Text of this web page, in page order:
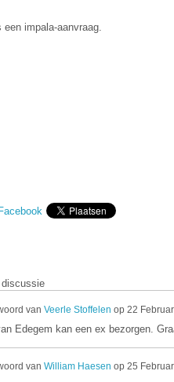
impala-aanvraag.
van Veerle Stoffelen op 22
Edegem kan een ex bezorgen.
van William Haesen op 25